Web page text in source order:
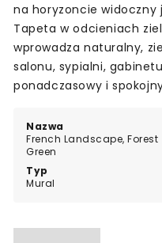
Nazwa
French Landscape, Forest
Green
Typ
Mural
na horyzoncie widoczny
Tapeta w odcieniach
wprowadza naturalny,
salonu, sypialni,
ponadczasowy i